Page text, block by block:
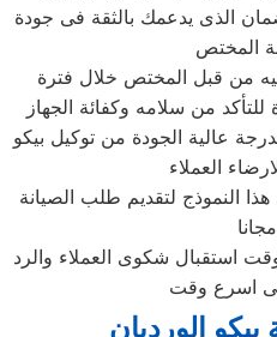
الذى يدعمك بالثقة فى جودة
من قبل المختص خلال فترة
عالية الجودة من توكيل بيكو
العملاء
النموذج لتقديم طلب الصيانة
مجانا
اى وقت استقبال شكوى العملاء والرد
الورديان